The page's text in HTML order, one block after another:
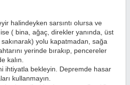
halindeyken sarsıntı olursa ve
( bina, ağaç, direkler yanında, üst
yolu kapatmadan, sağa
yerinde bırakıp, pencereler
kalın.
ihtiyatla bekleyin. Depremde hasar
kullanmayın.